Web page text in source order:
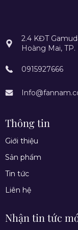
2.4 KĐT
Hoàng Mai, TP.
0915927666
Thông tin
Giới thiệu
Sản phẩm
Tin tức
Liên hệ
Nhận tin tức